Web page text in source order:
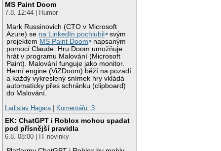
MS Paint Doom
7.8. 12:44 | Humor
Mark Russinovich (CTO v Microsoft
Azure) se na LinkedIn pochlubil
svým
projektem MS Paint Doom
napsaným
pomocí Claude. Hru Doom umožňuje
hrát v programu Malování (Microsoft
Paint). Malování funguje jako monitor.
Herní engine (ViZDoom) běží na pozadí
a každý vykreslený snímek hry vkládá
automaticky přes schránku (clipboard)
do Malování.
Ladislav Hagara
Komentářů: 3
EK: ChatGPT i Roblox mohou spadat
pod přísnější pravidla
6.8. 08:00 | IT novinky